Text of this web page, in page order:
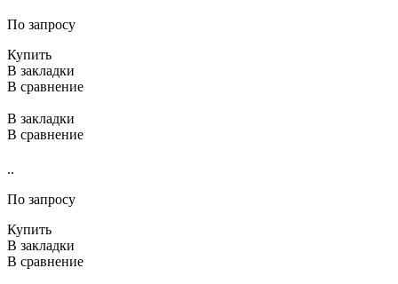
По запросу
Купить
В закладки
В сравнение
В закладки
В сравнение
..
По запросу
Купить
В закладки
В сравнение